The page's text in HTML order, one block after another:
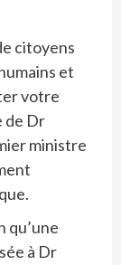
citoyens
et
votre
de Dr
ministre
qu’une
à Dr